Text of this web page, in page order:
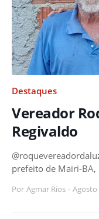
Destaques
Vereador
Regivaldo
prefeito de Mairi-
Por Agmar Rios - Agosto